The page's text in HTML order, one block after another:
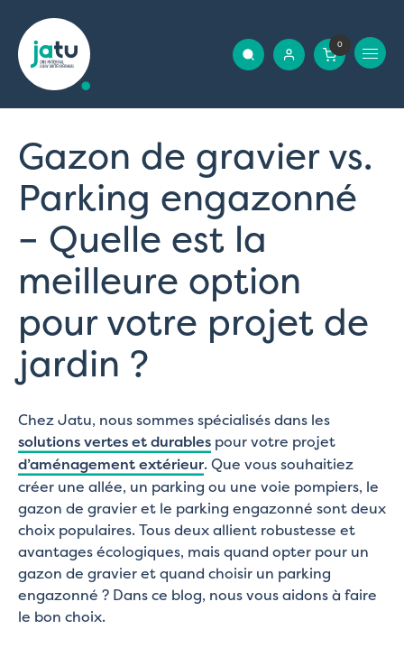
0
Gazon de gravier vs.
Parking engazonné
– Quelle est la
meilleure option
pour votre projet de
jardin ?
Chez Jatu, nous sommes spécialisés dans les
solutions vertes et durables pour votre projet
d’aménagement extérieur. Que vous souhaitiez
créer une allée, un parking ou une voie pompiers, le
gazon de gravier et le parking engazonné sont deux
choix populaires. Tous deux allient robustesse et
avantages écologiques, mais quand opter pour un
gazon de gravier et quand choisir un parking
engazonné ? Dans ce blog, nous vous aidons à faire
le bon choix.